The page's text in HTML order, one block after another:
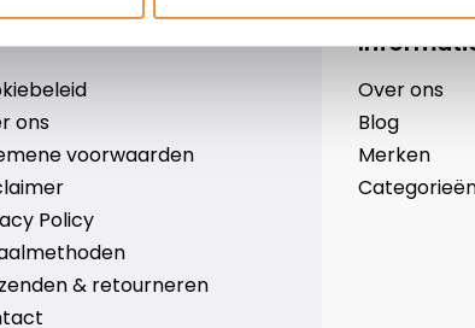
ons
voorwaarden
Policy
& retourneren
Over ons
Blog
Merken